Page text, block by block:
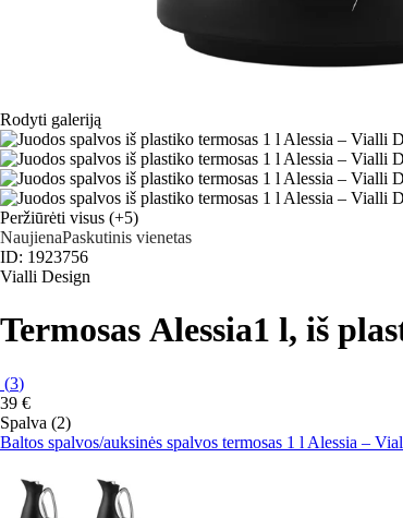
Rodyti galeriją
Peržiūrėti visus (+5)
NaujienaPaskutinis vienetas
ID: 1923756
Vialli Design
Termosas Alessia1 l, iš
(3)
39 €
Spalva (2)
Baltos spalvos/auksinės spalvos termosas 1 l Alessia –